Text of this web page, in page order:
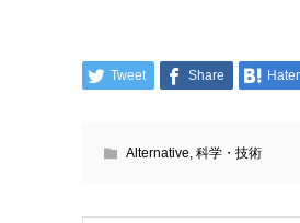
Tweet Share
Alternative 科学・技術